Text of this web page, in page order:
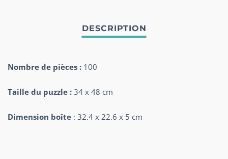
Nombre de pièces : 100
Taille du puzzle : 34 x 48 cm
Dimension boîte : 32.4 x 22.6 x 5 cm